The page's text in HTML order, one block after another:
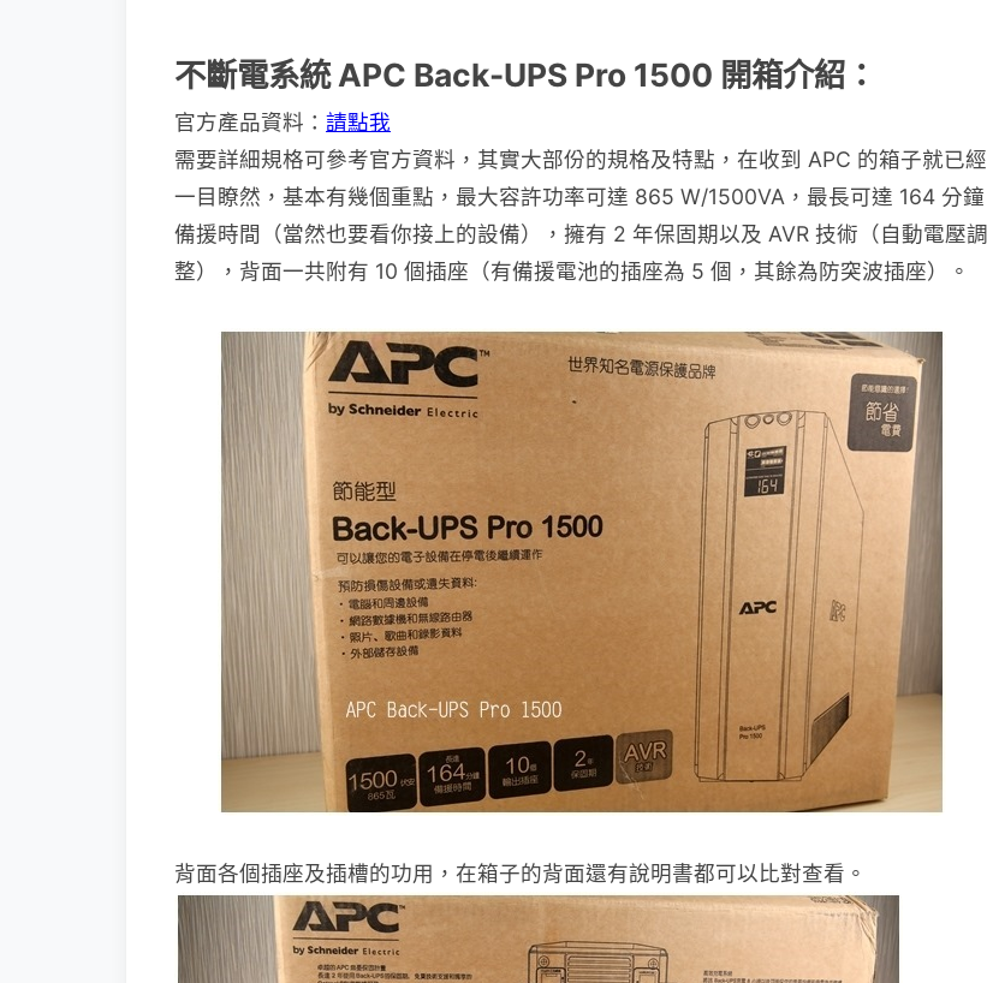
不斷電系統 APC Back-UPS Pro 1500 開箱介紹：
官方產品資料： 請點我
需要詳細規格可參考官方資料，其實大部份的規格及特點，在收到 APC 的箱子就已經
一目瞭然，基本有幾個重點，最大容許功率可達 865 W/1500VA，最長可達 164 分鐘
備援時間（當然也要看你接上的設備），擁有 2 年保固期以及 AVR 技術（自動電壓調
整），背面一共附有 10 個插座（有備援電池的插座為 5 個，其餘為防突波插座）。
背面各個插座及插槽的功用，在箱子的背面還有說明書都可以比對查看。